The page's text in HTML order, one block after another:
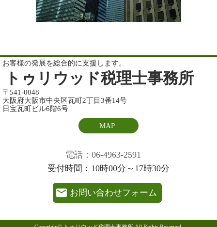
お客様の発展を総合的に支援します。
トゥリウッド税理士事務所
〒541-0048
大阪府大阪市中央区瓦町2丁目3番14号
日宝瓦町ビル6階6号
MAP
電話：06-4963-2591
受付時間：10時00分～17時30分
お問い合わせフォーム